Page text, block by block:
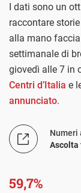
I dati sono un
raccontare
alla mano
settimanale di
giovedì alle 7 in
Centri d’Italia e
annunciato.
Numeri
Ascolta
59,7%